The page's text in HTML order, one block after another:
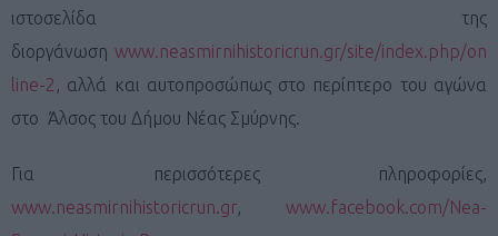
ιστοσελίδα της
διοργάνωση www.neasmirnihistoricrun.gr/site/index.php/on
line-2 , αλλά και αυτοπροσώπως στο περίπτερο του αγώνα
στο Άλσος του Δήμου Νέας Σμύρνης.
Για περισσότερες πληροφορίες,
www.neasmirnihistoricrun.gr, www.facebook.com/Nea-